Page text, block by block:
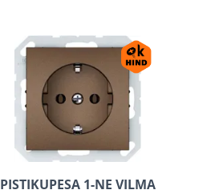
PISTIKUPESA 1-NE VILMA